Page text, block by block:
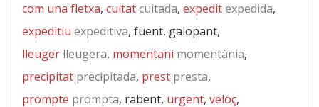
com una fletxa, cuitatcuitada, expeditexpedida,
expeditiu expeditiva, fuent, galopant,
lleuger lleugera, momentani momentània,
precipitat precipitada, prest presta,
prompte prompta, rabent, urgent, veloç,